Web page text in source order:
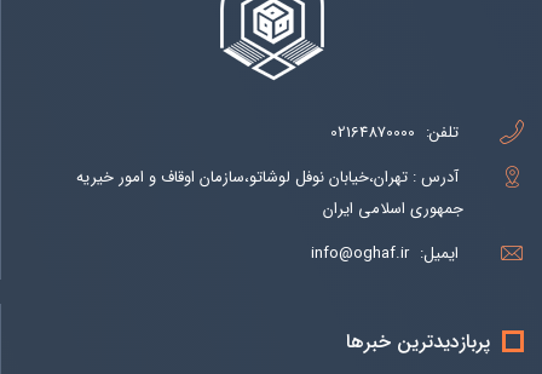
تلفن: 02164870000
آدرس : تهران،خیابان نوفل لوشاتو،سازمان اوقاف و امور خیریه
جمهوری اسلامی ایران
ایمیل: info@oghaf.ir
پربازدیدترین خبرها